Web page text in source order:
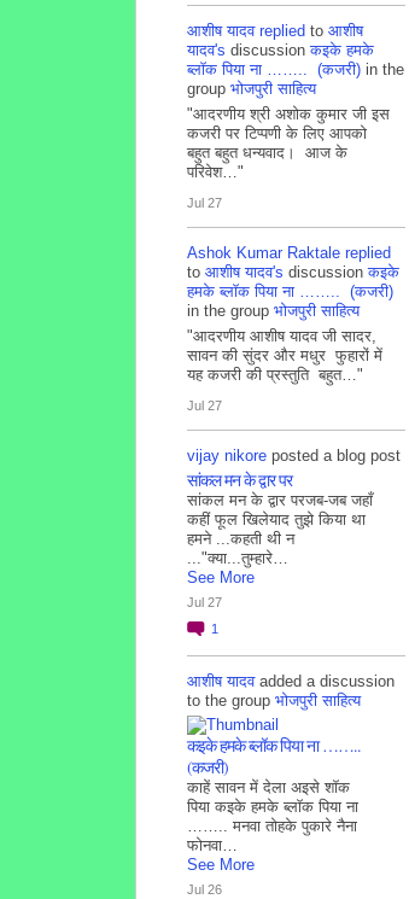
आशीष यादव replied to आशीष
यादव's discussionकइके हमके
ब्लाॅक पिया ना …….. (कजरी) in the
group भोजपुरी साहित्य
"आदरणीय श्री अशोक कुमार जी इस
कजरी पर टिप्पणी के लिए आपको
बहुत बहुत धन्यवाद। आज के
परिवेश…"
Jul 27
Ashok Kumar Raktale replied
to आशीष यादव's discussionकइके
हमके ब्लाॅक पिया ना …….. (कजरी)
in the group भोजपुरी साहित्य
"आदरणीय आशीष यादव जी सादर,
सावन की सुंदर और मधुर फुहारों में
यह कजरी की प्रस्तुति बहुत…"
Jul 27
vijay nikore posted a blog post
सांकल मन के द्वार पर
सांकल मन के द्वार परजब-जब जहाँ
कहीं फूल खिलेयाद तुझे किया था
हमने ...कहती थी न
..."क्या...तुम्हारे…
See More
Jul 27
1
आशीष यादवadded a discussion
to the group भोजपुरी साहित्य
कइके हमके ब्लाॅक पिया ना ……..
(कजरी)
काहें सावन में देला अइसे शॉक
पिया कइके हमके ब्लाॅक पिया ना
…….. मनवा तोहके पुकारे नैना
फोनवा…
See More
Jul 26